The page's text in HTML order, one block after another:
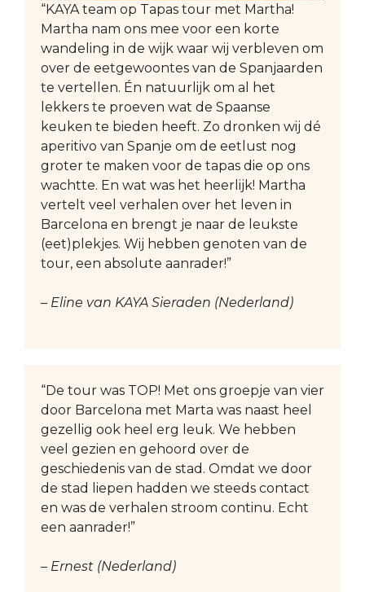
“KAYA team op Tapas tour met Martha!
Martha nam ons mee voor een korte
wandeling in de wijk waar wij verbleven om
over de eetgewoontes van de Spanjaarden
te vertellen. Én natuurlijk om al het
lekkers te proeven wat de Spaanse
keuken te bieden heeft. Zo dronken wij dé
aperitivo van Spanje om de eetlust nog
groter te maken voor de tapas die op ons
wachtte. En wat was het heerlijk! Martha
vertelt veel verhalen over het leven in
Barcelona en brengt je naar de leukste
(eet)plekjes. Wij hebben genoten van de
tour, een absolute aanrader!”
– Eline van KAYA Sieraden (Nederland)
“De tour was TOP! Met ons groepje van vier
door Barcelona met Marta was naast heel
gezellig ook heel erg leuk. We hebben
veel gezien en gehoord over de
geschiedenis van de stad. Omdat we door
de stad liepen hadden we steeds contact
en was de verhalen stroom continu. Echt
een aanrader!”
– Ernest (Nederland)